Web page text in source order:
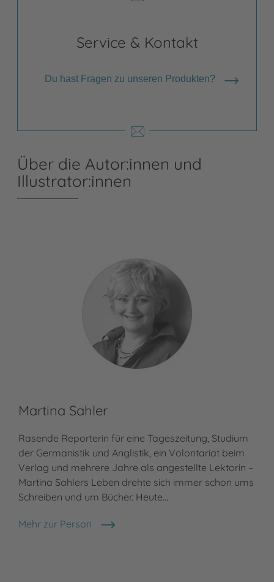
Service & Kontakt
Du hast Fragen zu unseren Produkten?
Über die Autor:innen und
Illustrator:innen
Martina Sahler
Rasende Reporterin für eine Tageszeitung, Studium
der Germanistik und Anglistik, ein Volontariat beim
Verlag und mehrere Jahre als angestellte Lektorin –
Martina Sahlers Leben drehte sich immer schon ums
Schreiben und um Bücher. Heute…
Mehr zur Person
Martina Sahler